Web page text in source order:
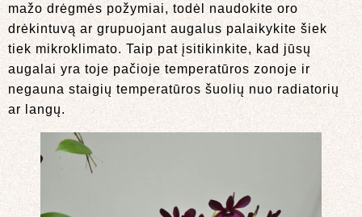
mažo drėgmės požymiai, todėl naudokite oro
drėkintuvą ar grupuojant augalus palaikykite šiek
tiek mikroklimato. Taip pat įsitikinkite, kad jūsų
augalai yra toje pačioje temperatūros zonoje ir
negauna staigių temperatūros šuolių nuo radiatorių
ar langų.